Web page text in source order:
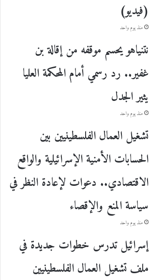
(فيديو)
منذ يوم واحد
نتنياهو يحسم موقفه من إقالة بن
غفير.. رد رسمي أمام المحكمة العليا
يثير الجدل
منذ يوم واحد
تشغيل العمال الفلسطينيين بين
الحسابات الأمنية الإسرائيلية والواقع
الاقتصادي.. دعوات لإعادة النظر في
سياسة المنع والإقصاء
منذ يوم واحد
إسرائيل تدرس خطوات جديدة في
ملف تشغيل العمال الفلسطينيين